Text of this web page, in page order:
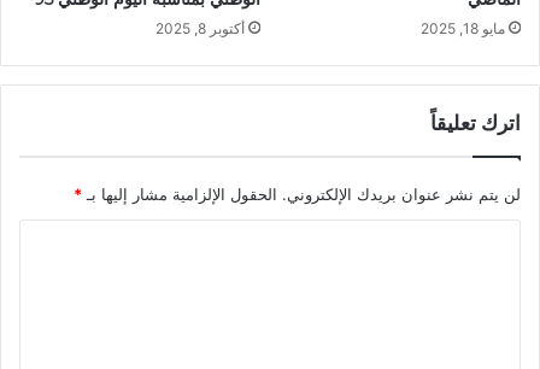
مايو 18, 2025 أكتوبر 8, 2025
اترك تعليقاً
لن يتم نشر عنوان بريدك الإلكتروني. الحقول الإلزامية مشار إليها بـ *